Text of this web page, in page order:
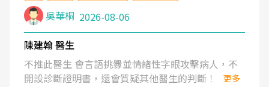
吳華桐 2026-08-06
陳建翰 醫生
不推此醫生 會言語挑釁並情緒性字眼攻擊病人，不
開設診斷證明書，還會質疑其他醫生的判斷！
更多